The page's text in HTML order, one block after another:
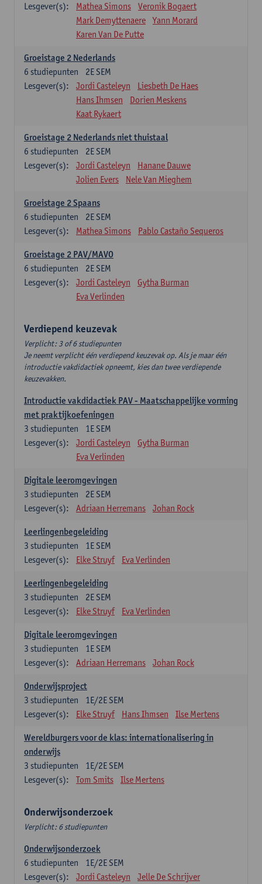
Lesgever(s):
Mathea Simons
Veronik Bogaert
Mark Demyttenaere
Yann Morard
Karen Van De Putte
Groeistage 2 Nederlands
2E SEM
6 studiepunten
Lesgever(s):
Jordi Casteleyn
Liesbeth De Haes
Hans Ihmsen
Dorien Meskens
Kaat Rykaert
Groeistage 2 Nederlands niet thuistaal
2E SEM
6 studiepunten
Lesgever(s):
Jordi Casteleyn
Hanane Dauwe
Jolien Evers
Nele Van Mieghem
Groeistage 2 Spaans
2E SEM
6 studiepunten
Lesgever(s):
Mathea Simons Pablo Castaño Sequeros
Groeistage 2 PAV/MAVO
2E SEM
6 studiepunten
Lesgever(s):
Jordi Casteleyn
Gytha Burman
Eva Verlinden
Verdiepend keuzevak
Verplicht: 3 of 6 studiepunten
Je neemt verplicht één verdiepend keuzevak op. Als je maar één
introductie vakdidactiek opneemt, kies dan twee verdiepende
keuzevakken.
Introductie vakdidactiek PAV - Maatschappelijke vorming
met praktijkoefeningen
1E SEM
3 studiepunten
Lesgever(s):
Jordi Casteleyn
Gytha Burman
Eva Verlinden
Digitale leeromgevingen
2E SEM
3 studiepunten
Lesgever(s):
Adriaan Herremans Johan Rock
Leerlingenbegeleiding
1E SEM
3 studiepunten
Lesgever(s):
Elke Struyf Eva Verlinden
Leerlingenbegeleiding
2E SEM
3 studiepunten
Lesgever(s):
Elke Struyf Eva Verlinden
Digitale leeromgevingen
1E SEM
3 studiepunten
Lesgever(s):
Adriaan Herremans Johan Rock
Onderwijsproject
1E/2E SEM
3 studiepunten
Lesgever(s):
Elke Struyf Hans Ihmsen Ilse Mertens
Wereldburgers voor de klas: internationalisering in
onderwijs
1E/2E SEM
3 studiepunten
Lesgever(s):
Tom Smits Ilse Mertens
Onderwijsonderzoek
Verplicht: 6 studiepunten
Onderwijsonderzoek
1E/2E SEM
6 studiepunten
Lesgever(s):
Jordi Casteleyn Jelle De Schrijver